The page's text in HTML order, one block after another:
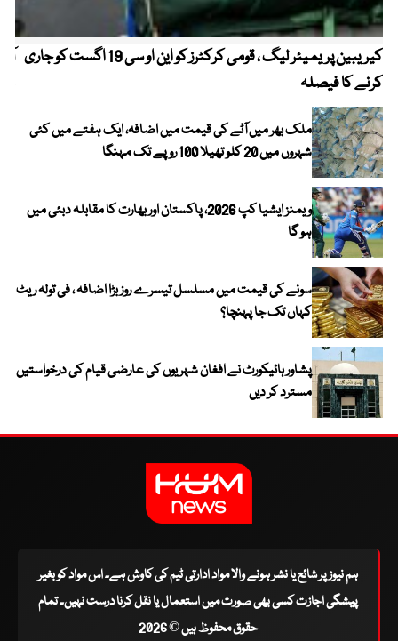
کیریبین پریمیئر لیگ ، قومی کرکٹرز کو این او سی 19 اگست کو جاری
کرنے کا فیصلہ
ملک بھر میں آٹے کی قیمت میں اضافہ، ایک ہفتے میں کئی
شہروں میں 20 کلو تھیلا 100 روپے تک مہنگا
ویمنز ایشیا کپ 2026، پاکستان اور بھارت کا مقابلہ دبئی میں
ہو گا
سونے کی قیمت میں مسلسل تیسرے روز بڑا اضافہ ، فی تولہ ریٹ
کہاں تک جا پہنچا؟
پشاور ہائیکورٹ نے افغان شہریوں کی عارضی قیام کی درخواستیں
مسترد کر دیں
ہم نیوز پر شائع یا نشر ہونے والا مواد ادارتی ٹیم کی کاوش ہے۔ اس مواد کو بغیر
پیشگی اجازت کسی بھی صورت میں استعمال یا نقل کرنا درست نہیں۔ تمام
حقوق محفوظ ہیں © 2026